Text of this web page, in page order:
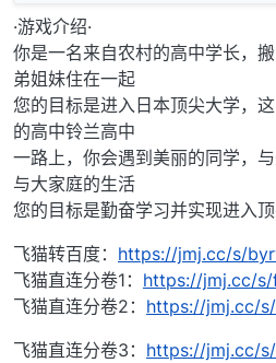
·游戏介绍·
你是一名来自农村的高中学长，
弟姐妹住在一起
您的目标是进入日本顶尖大学，
的高中铃兰高中
一路上，你会遇到美丽的同学，
与大家庭的生活
您的目标是勤奋学习并实现进入顶
飞猫转百度： https://jmj.cc/s/
飞猫直连分卷1： https://jmj.cc/
飞猫直连分卷2： https://jmj.cc/
飞猫直连分卷3： https://jmj.cc/